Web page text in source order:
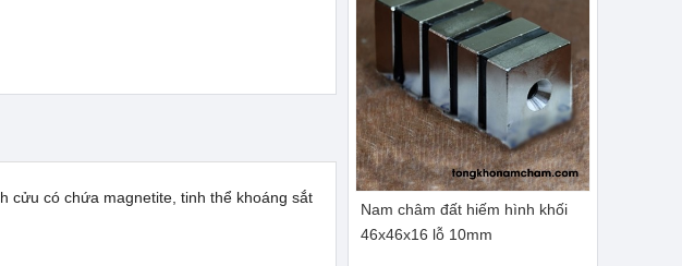
cửu có chứa magnetite, tinh thể khoáng sắt
Nam châm đất hiếm hình khối
46x46x16 lỗ 10mm